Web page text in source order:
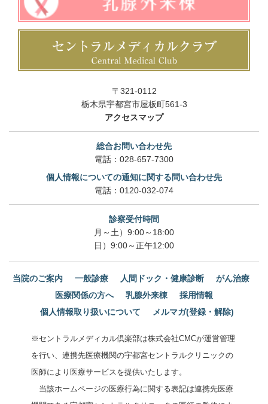
〒321-0112
栃木県宇都宮市屋板町561-3
アクセスマップ
総合お問い合わせ先
電話： 028-657-7300
個人情報についての通知に関する問い合わせ先
電話： 0120-032-074
診察受付時間
月～土）9:00～18:00
日）9:00～正午12:00
当院のご案内 一般診療 人間ドック・健康診断
がん治療
医療関係の方へ
乳腺外来棟
採用情報
個人情報取り扱いについて
メルマガ(登録・解除)
※セントラルメディカル倶楽部は株式会社CMCが運営管理
を行い、連携先医療機関の宇都宮セントラルクリニックの
医師により医療サービスを提供いたします。
当該ホームページの医療行為に関する表記は連携先医療